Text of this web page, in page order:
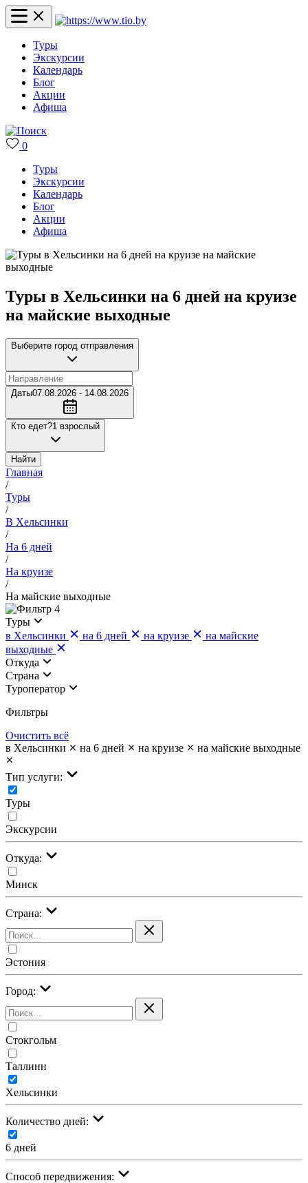
Туры
Экскурсии
Календарь
Блог
Акции
Афиша
0
Туры
Экскурсии
Календарь
Блог
Акции
Афиша
Туры в Хельсинки на 6 дней на круизе
на майские выходные
Выберите город отправления
Даты07.08.2026 - 14.08.2026
Кто едет?1 взрослый
Найти
Главная
/
Туры
/
В Хельсинки
/
На 6 дней
/
На круизе
/
На майские выходные
4
Туры
в Хельсинки
на 6 дней на круизе
на майские
выходные
Откуда
Страна
Туроператор
Фильтры
Очистить всё
в Хельсинки
на 6 дней на круизе на майские выходные
Тип услуги:
Туры
Экскурсии
Откуда:
Минск
Страна:
Эстония
Город:
Стокгольм
Таллинн
Хельсинки
Количество дней:
6 дней
Cпособ передвижения: